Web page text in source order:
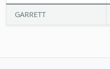
GARRETT